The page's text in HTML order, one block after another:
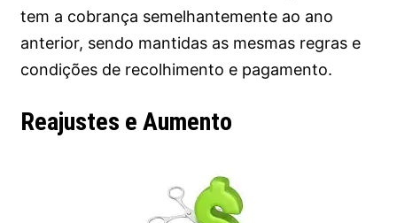
tem a cobrança semelhantemente ao ano
anterior, sendo mantidas as mesmas regras e
condições de recolhimento e pagamento.
Reajustes e Aumento